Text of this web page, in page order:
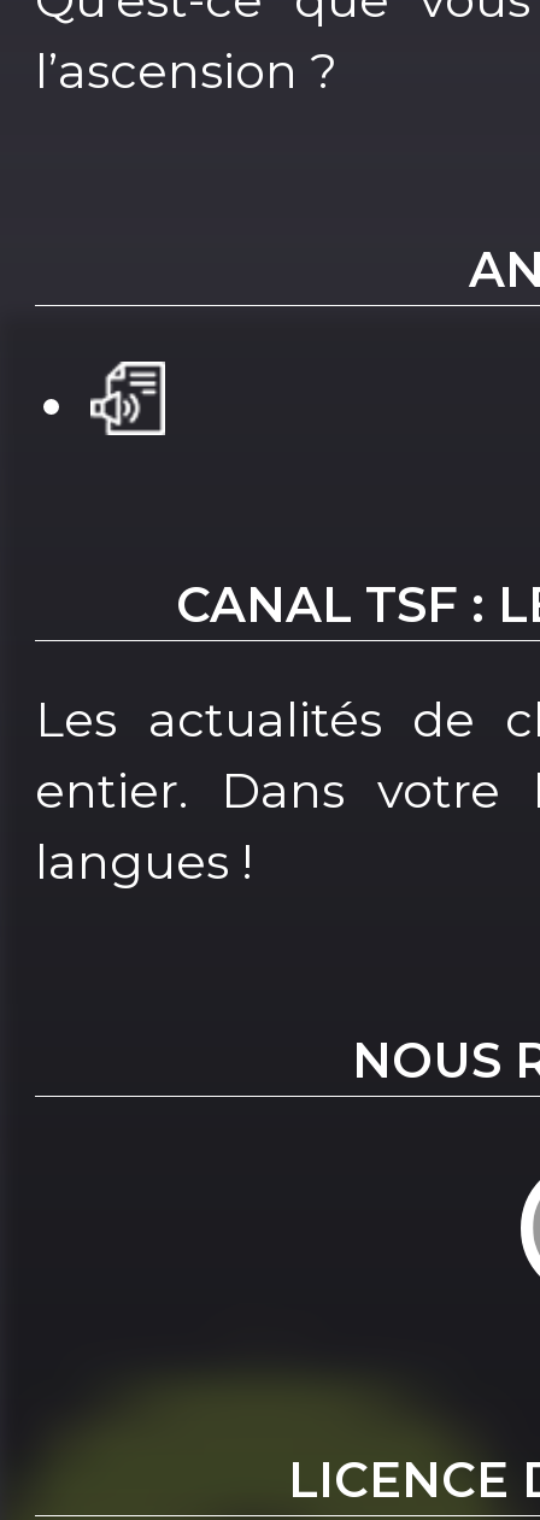
l’ascension ?
CANAL TSF :
Les actualités de
entier. Dans votre
langues !
NOUS
LICENCE